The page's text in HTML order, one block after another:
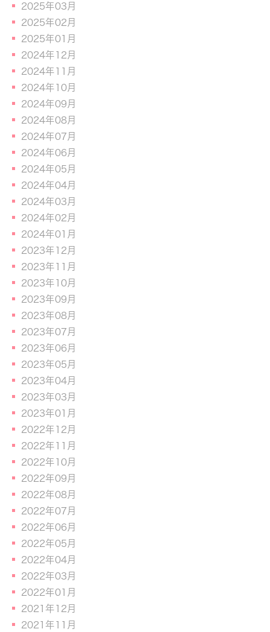
2025年03月
2025年02月
2025年01月
2024年12月
2024年11月
2024年10月
2024年09月
2024年08月
2024年07月
2024年06月
2024年05月
2024年04月
2024年03月
2024年02月
2024年01月
2023年12月
2023年11月
2023年10月
2023年09月
2023年08月
2023年07月
2023年06月
2023年05月
2023年04月
2023年03月
2023年01月
2022年12月
2022年11月
2022年10月
2022年09月
2022年08月
2022年07月
2022年06月
2022年05月
2022年04月
2022年03月
2022年01月
2021年12月
2021年11月